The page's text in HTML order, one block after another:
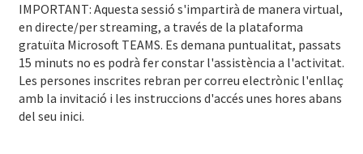
IMPORTANT: Aquesta sessió s'impartirà de manera virtual,
en directe/per streaming, a través de la plataforma
gratuïta Microsoft TEAMS. Es demana puntualitat, passats
15 minuts no es podrà fer constar l'assistència a l'activitat.
Les persones inscrites rebran per correu electrònic l'enllaç
amb la invitació i les instruccions d'accés unes hores abans
del seu inici.